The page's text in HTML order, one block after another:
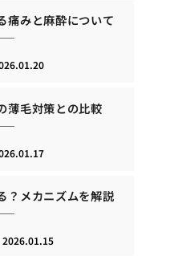
痛みと麻酔について
薄毛対策との比較
？メカニズムを解説
2026.01.15